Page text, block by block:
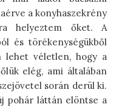
a konyhaszekrény
helyeztem őket. A
és törékenységükből
lehet véletlen, hogy a
elég, ami általában
során derül ki.
pohár láttán elöntse a